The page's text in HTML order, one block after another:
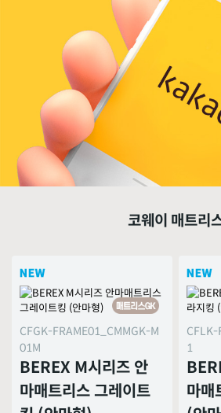
코웨이 매트리
CFGK-FRAME01_CMMGK-M
01M
BEREX M시리즈 안
마매트리스 그레이트
CFLK-
1
마매